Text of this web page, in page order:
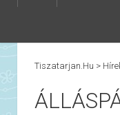
Tiszatarjan.hu >